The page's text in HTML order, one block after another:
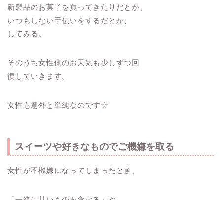
新製品のお菓子を買ってきたりだとか、
いつもしない手伝いをするだとか、
してみる。
そのうち女性側のお天気も少しずつ回
復していきます。
女性も意外と単純なのです☆
スイーツや好きなものでご機嫌を取る
女性が不機嫌になってしまったとき、